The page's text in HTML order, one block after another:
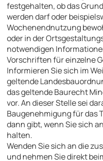
festgehalten, ob das
werden darf oder
Wochenendnutzung
oder in der
notwendigen
Vorschriften für einzelne
Informieren Sie sich im
geltende
das geltende Baurecht
vor. An dieser Stelle sei
Baugenehmigung für das
dann gibt, wenn Sie sich
halten.
Wenden Sie sich an die
und nehmen Sie direkt